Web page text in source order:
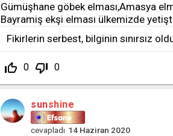
Gümüşhane göbek elması,Amasya
Bayramiş ekşi elması ülkemizde
Fikirlerin serbest, bilginin sınırsız
thumb_up_off_alt 0 thumb_down_off_alt 0
sunshine
cevapladı 14 Haziran 2020